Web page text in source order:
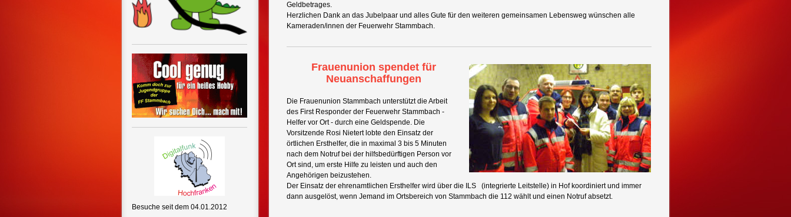
Besuche seit dem 04.01.2012
Geldbetrages.
Herzlichen Dank an das Jubelpaar und alles Gute für den weiteren gemeinsamen Lebensweg wünschen alle
Kameraden/innen der Feuerwehr Stammbach.
Frauenunion spendet für
Neuanschaffungen
Die Frauenunion Stammbach unterstützt die Arbeit
des First Responder der Feuerwehr Stammbach -
Helfer vor Ort - durch eine Geldspende. Die
Vorsitzende Rosi Nietert lobte den Einsatz der
örtlichen Ersthelfer, die in maximal 3 bis 5 Minuten
nach dem Notruf bei der hilfsbedürftigen Person vor
Ort sind, um erste Hilfe zu leisten und auch den
Angehörigen beizustehen.
Der Einsatz der ehrenamtlichen Ersthelfer wird über die ILS (integrierte Leitstelle) in Hof koordiniert und immer
dann ausgelöst, wenn Jemand im Ortsbereich von Stammbach die 112 wählt und einen Notruf absetzt.